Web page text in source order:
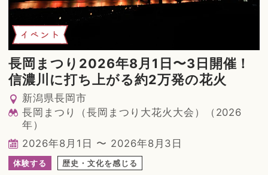
イベント
長岡まつり2026年8月1日〜3日開催！
信濃川に打ち上がる約2万発の花火
新潟県長岡市
長岡まつり（長岡まつり大花火大会）（2026
年）
2026年8月1日 〜 2026年8月3日
体験する 歴史・文化を感じる